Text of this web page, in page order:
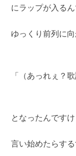
にラップが入るん
ゆっくり前列に
「（あっれぇ？
となったんですけ
言い始めたらす